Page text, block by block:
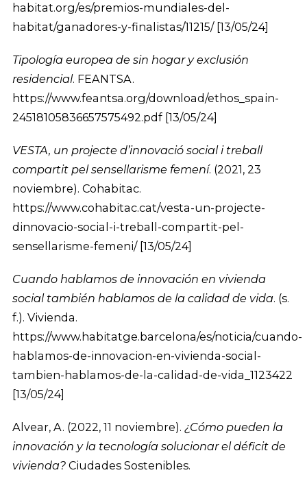
habitat.org/es/premios-mundiales-del-
habitat/ganadores-y-finalistas/11215/ [13/05/24]
Tipología europea de sin hogar y exclusión
residencial. FEANTSA.
https://www.feantsa.org/download/ethos_spain-
24518105836657575492.pdf [13/05/24]
VESTA, un projecte d’innovació social i treball
compartit pel sensellarisme femení. (2021, 23
noviembre). Cohabitac.
https://www.cohabitac.cat/vesta-un-projecte-
dinnovacio-social-i-treball-compartit-pel-
sensellarisme-femeni/ [13/05/24]
Cuando hablamos de innovación en vivienda
social también hablamos de la calidad de vida. (s.
f.). Vivienda.
https://www.habitatge.barcelona/es/noticia/cuando-
hablamos-de-innovacion-en-vivienda-social-
tambien-hablamos-de-la-calidad-de-vida_1123422
[13/05/24]
Alvear, A. (2022, 11 noviembre). ¿Cómo pueden la
innovación y la tecnología solucionar el déficit de
vivienda? Ciudades Sostenibles.